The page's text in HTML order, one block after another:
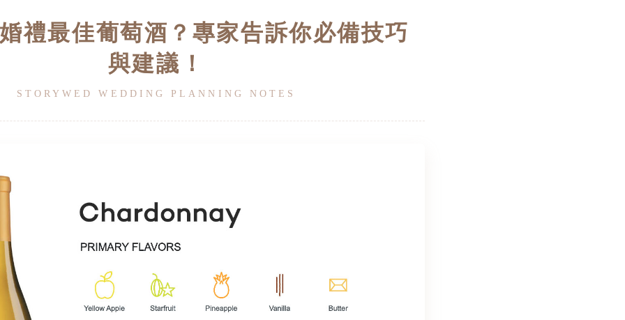
禮最佳葡萄酒？專家告訴你必備技巧
與建議！
STORYWED WEDDING PLANNING NOTES